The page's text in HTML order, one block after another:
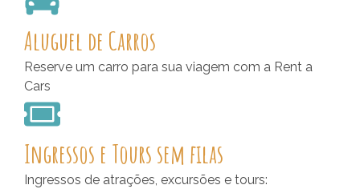
Aluguel de Carros
Reserve um carro para sua viagem com a Rent a
Cars
Ingressos e Tours sem filas
Ingressos de atrações, excursões e tours: